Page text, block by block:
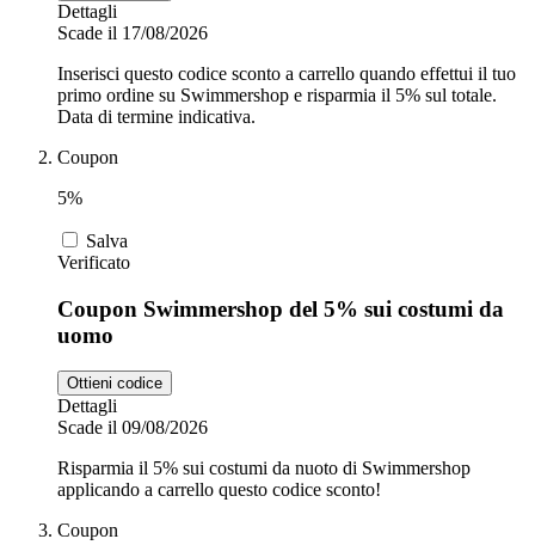
Privé by
Zalando
adidas
Dettagli
Scade il 17/08/2026
Inserisci questo codice sconto a carrello quando effettui il tuo
primo ordine su Swimmershop e risparmia il 5% sul totale.
Data di termine indicativa.
Coupon
5%
Salva
Verificato
Coupon Swimmershop del 5% sui costumi da
uomo
Ottieni codice
Dettagli
Scade il 09/08/2026
Risparmia il 5% sui costumi da nuoto di Swimmershop
applicando a carrello questo codice sconto!
Coupon